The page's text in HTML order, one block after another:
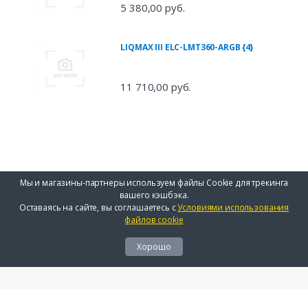
5 380,00 руб.
LIQMAX III ELC-LMT360-ARGB {4}
11 710,00 руб.
Мы и магазины-партнеры используем файлы Cookie для трекинга
вашего кэшбэка.
Оставаясь на сайте, вы соглашаетесь сУсловиями использования
файлов cookie
Хорошо